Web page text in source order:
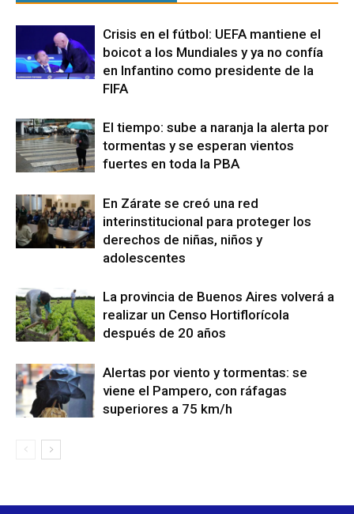
Crisis en el fútbol: UEFA mantiene el
boicot a los Mundiales y ya no confía
en Infantino como presidente de la
FIFA
El tiempo: sube a naranja la alerta por
tormentas y se esperan vientos
fuertes en toda la PBA
En Zárate se creó una red
interinstitucional para proteger los
derechos de niñas, niños y
adolescentes
La provincia de Buenos Aires volverá a
realizar un Censo Hortiflorícola
después de 20 años
Alertas por viento y tormentas: se
viene el Pampero, con ráfagas
superiores a 75 km/h